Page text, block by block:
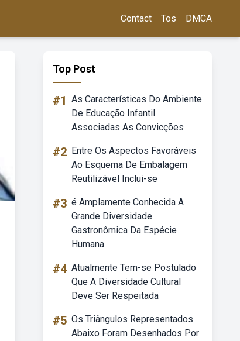
Contact Tos DMCA
Top Post
#1 As Características Do Ambiente
De Educação Infantil
Associadas As Convicções
#2 Entre Os Aspectos Favoráveis
Ao Esquema De Embalagem
Reutilizável Inclui-se
#3 é Amplamente Conhecida A
Grande Diversidade
Gastronômica Da Espécie
Humana
#4 Atualmente Tem-se Postulado
Que A Diversidade Cultural
Deve Ser Respeitada
#5 Os Triângulos Representados
Abaixo Foram Desenhados Por